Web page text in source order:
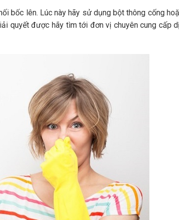
bốc lên. Lúc này hãy sử dụng bột thông cống
quyết được hãy tìm tới đơn vị chuyên cung cấp